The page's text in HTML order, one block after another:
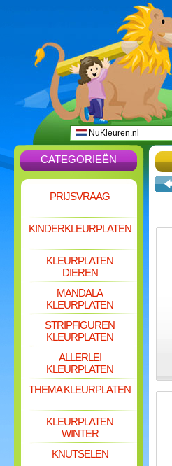
NuKleuren.nl
CATEGORIEËN
PRIJSVRAAG
KINDERKLEURPLATEN
KLEURPLATEN
DIEREN
MANDALA
KLEURPLATEN
STRIPFIGUREN
KLEURPLATEN
ALLERLEI
KLEURPLATEN
THEMA KLEURPLATEN
KLEURPLATEN
WINTER
KNUTSELEN